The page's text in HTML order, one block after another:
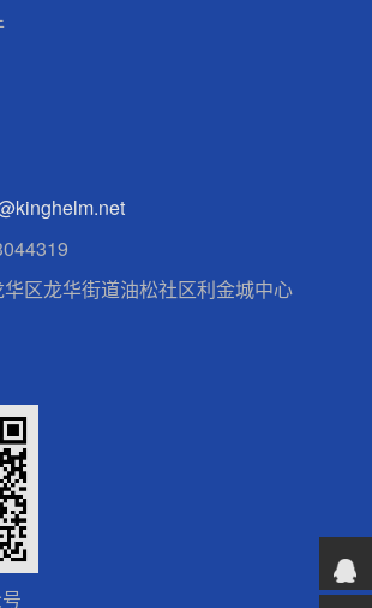
区龙华街道油松社区利金城中心